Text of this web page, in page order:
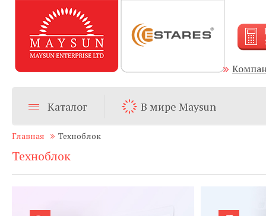
Каталог В мире Maysun
Главная Техноблок
Техноблок